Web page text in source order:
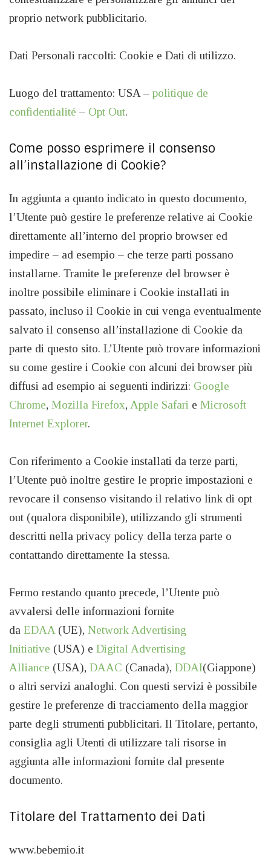
proprio network pubblicitario.
Dati Personali raccolti: Cookie e Dati di utilizzo.
Luogo del trattamento: USA – politique de
confidentialité – Opt Out.
Come posso esprimere il consenso
all’installazione di Cookie?
In aggiunta a quanto indicato in questo documento,
l’Utente può gestire le preferenze relative ai Cookie
direttamente all’interno del proprio browser ed
impedire – ad esempio – che terze parti possano
installarne. Tramite le preferenze del browser è
inoltre possibile eliminare i Cookie installati in
passato, incluso il Cookie in cui venga eventualmente
salvato il consenso all’installazione di Cookie da
parte di questo sito. L’Utente può trovare informazioni
su come gestire i Cookie con alcuni dei browser più
diffusi ad esempio ai seguenti indirizzi: Google
Chrome, Mozilla Firefox, Apple Safari e Microsoft
Internet Explorer.
Con riferimento a Cookie installati da terze parti,
l’Utente può inoltre gestire le proprie impostazioni e
revocare il consenso visitando il relativo link di opt
out (qualora disponibile), utilizzando gli strumenti
descritti nella privacy policy della terza parte o
contattando direttamente la stessa.
Fermo restando quanto precede, l’Utente può
avvalersi delle informazioni fornite
da EDAA (UE), Network Advertising
Initiative (USA) e Digital Advertising
Alliance (USA), DAAC (Canada), DDAI(Giappone)
o altri servizi analoghi. Con questi servizi è possibile
gestire le preferenze di tracciamento della maggior
parte degli strumenti pubblicitari. Il Titolare, pertanto,
consiglia agli Utenti di utilizzare tali risorse in
aggiunta alle informazioni fornite dal presente
documento.
Titolare del Trattamento dei Dati
www.bebemio.it